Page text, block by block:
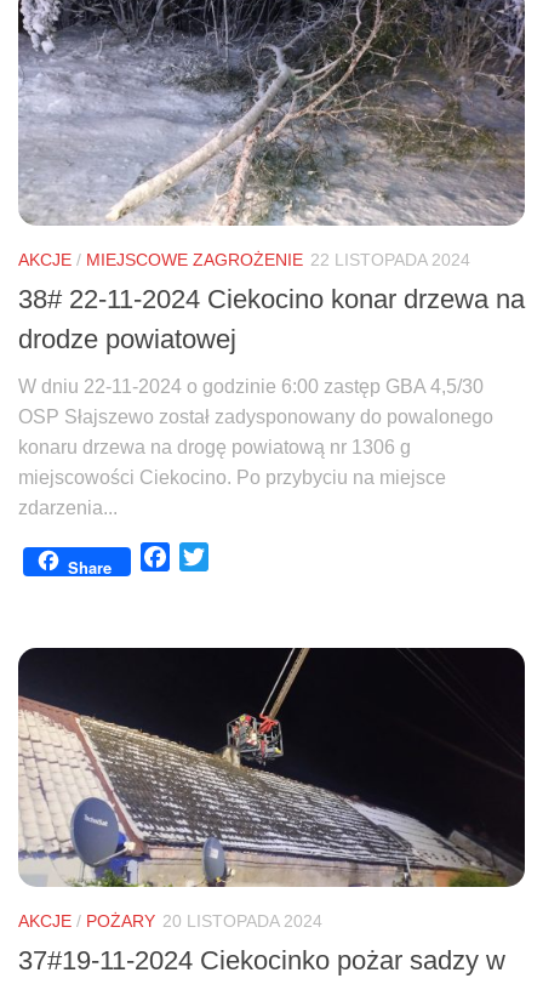
AKCJE / MIEJSCOWE ZAGROŻENIE 22 LISTOPADA 2024
38# 22-11-2024 Ciekocino konar drzewa na
drodze powiatowej
W dniu 22-11-2024 o godzinie 6:00 zastęp GBA 4,5/30
OSP Słajszewo został zadysponowany do powalonego
konaru drzewa na drogę powiatową nr 1306 g
miejscowości Ciekocino. Po przybyciu na miejsce
zdarzenia...
Share Facebook
AKCJE / POŻARY 20 LISTOPADA 2024
37#19-11-2024 Ciekocinko pożar sadzy w